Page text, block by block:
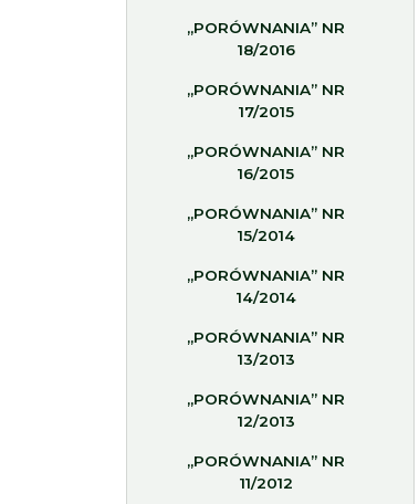
„PORÓWNANIA” NR
18/2016
„PORÓWNANIA” NR
17/2015
„PORÓWNANIA” NR
16/2015
„PORÓWNANIA” NR
15/2014
„PORÓWNANIA” NR
14/2014
„PORÓWNANIA” NR
13/2013
„PORÓWNANIA” NR
12/2013
„PORÓWNANIA” NR
11/2012